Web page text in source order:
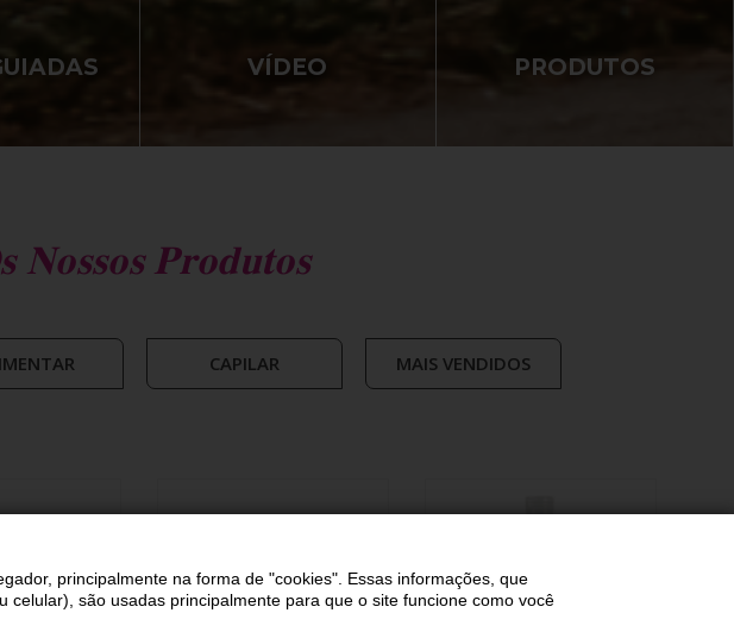
VÍDEO PRODUTOS
Nossos Produtos
CAPILAR MAIS VENDIDOS
principalmente na forma de "cookies". Essas informações, que
são usadas principalmente para que o site funcione como você